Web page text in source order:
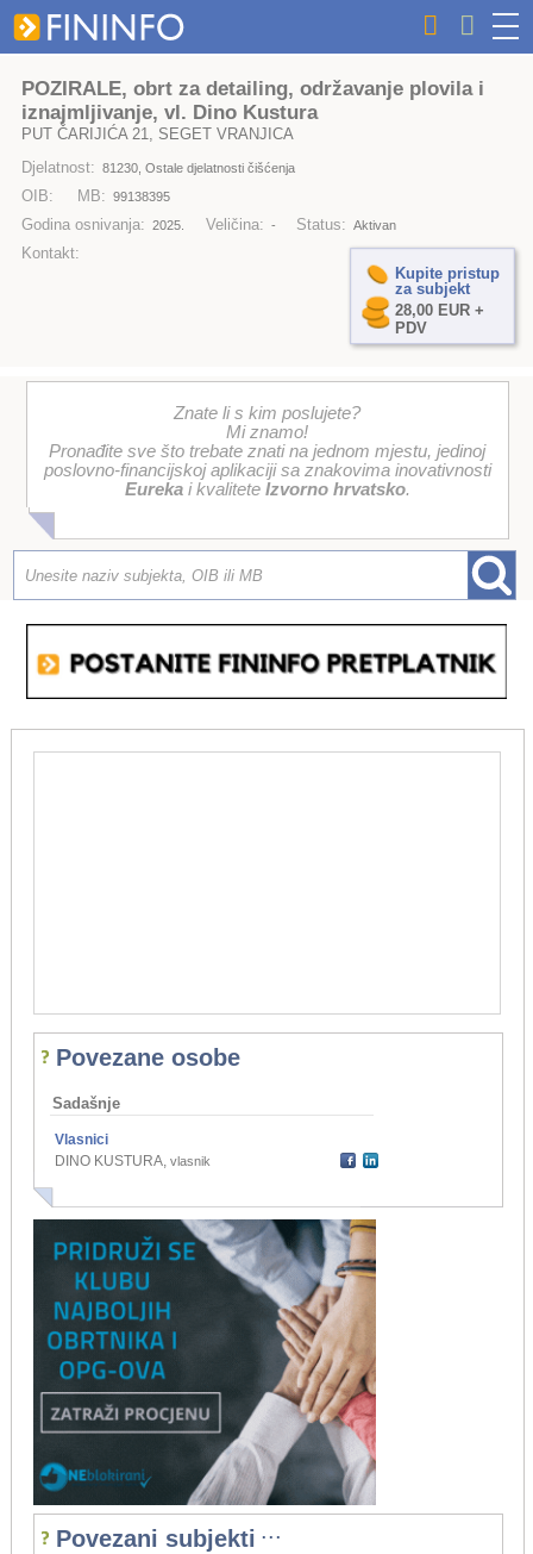
POZIRALE, obrt za detailing, održavanje plovila i
iznajmljivanje, vl. Dino Kustura
PUT ČARIJIĆA 21, SEGET VRANJICA
Djelatnost: 81230, Ostale djelatnosti čišćenja
OIB: MB: 99138395
Godina osnivanja: 2025. Veličina: - Status: Aktivan
Kontakt:
Kupite pristup
za subjekt
28,00 EUR +
PDV
Znate li s kim poslujete?
Mi znamo!
Pronađite sve što trebate znati na jednom mjestu, jedinoj
poslovno-financijskoj aplikaciji sa znakovima inovativnosti
Eurekai kvalitete Izvorno hrvatsko.
Povezane osobe
Sadašnje
Vlasnici
DINO KUSTURA, vlasnik
Povezani subjekti ...